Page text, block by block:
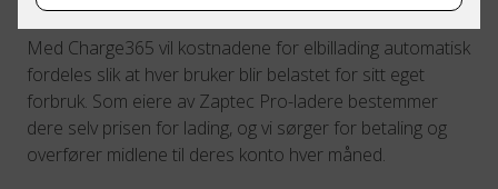
Charge 365
Med Charge365 vil kostnadene for elbillading automatisk
fordeles slik at hver bruker blir belastet for sitt eget
forbruk. Som eiere av Zaptec Pro-ladere bestemmer
dere selv prisen for lading, og vi sørger for betaling og
overfører midlene til deres konto hver måned.